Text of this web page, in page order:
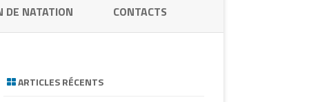
DE NATATION CONTACTS
ARTICLES RÉCENTS